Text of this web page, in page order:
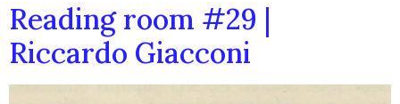
Reading room #29 |
Riccardo Giacconi